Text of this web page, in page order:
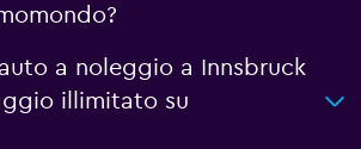
a noleggio a Innsbruck
illimitato su